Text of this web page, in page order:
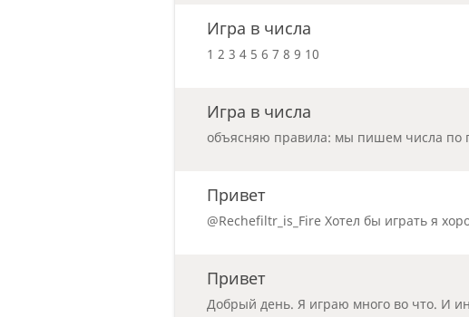
Игра в числа
1 2 3 4 5 6 7 8 9 10
Игра в числа
объясняю правила: мы пишем числа по
Привет
@Rechefiltr_is_Fire Хотел бы играть я
Привет
Добрый день. Я играю много во что. И